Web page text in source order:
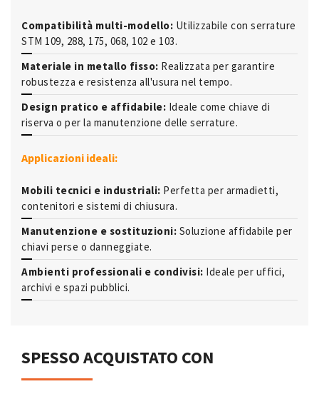
Compatibilità multi-modello: Utilizzabile con serrature
STM 109, 288, 175, 068, 102 e 103.
Materiale in metallo fisso: Realizzata per garantire
robustezza e resistenza all'usura nel tempo.
Design pratico e affidabile: Ideale come chiave di
riserva o per la manutenzione delle serrature.
Applicazioni ideali:
Mobili tecnici e industriali: Perfetta per armadietti,
contenitori e sistemi di chiusura.
Manutenzione e sostituzioni: Soluzione affidabile per
chiavi perse o danneggiate.
Ambienti professionali e condivisi: Ideale per uffici,
archivi e spazi pubblici.
SPESSO ACQUISTATO CON